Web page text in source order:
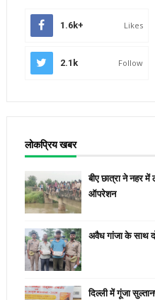
1.6k+ Likes
2.1k Follow
लोकप्रिय खबर
बीए छात्रा ने नहर
ऑपरेशन
अवैध गांजा के साथ
दिल्ली में गूंजा